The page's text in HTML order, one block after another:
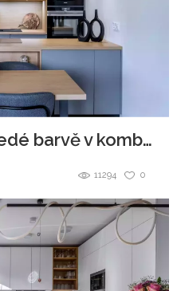
Luxusní interiér v šedé barvě v kombinaci se dřevem
0
11294